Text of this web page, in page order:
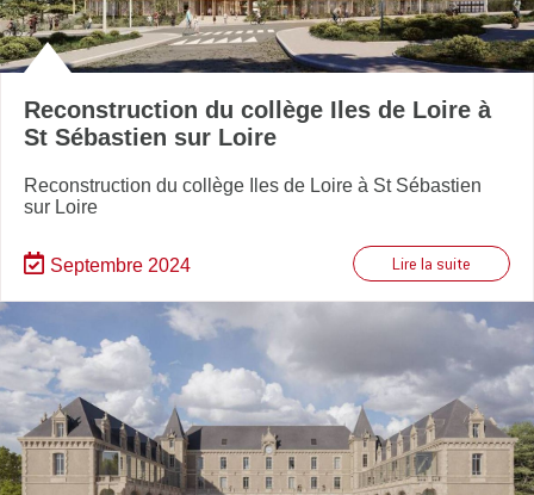
Reconstruction du collège Iles de Loire à
St Sébastien sur Loire
Reconstruction du collège Iles de Loire à St Sébastien
sur Loire
Septembre 2024 Lire la suite